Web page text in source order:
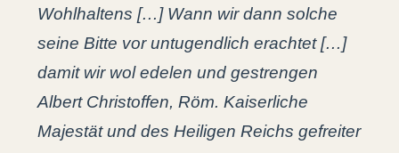
Wohlhaltens […] Wann wir dann solche
seine Bitte vor untugendlich erachtet […]
damit wir wol edelen und gestrengen
Albert Christoffen, Röm. Kaiserliche
Majestät und des Heiligen Reichs gefreiter